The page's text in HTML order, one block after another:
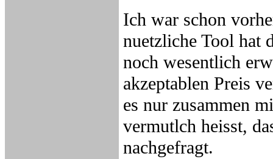
Ich war schon
nuetzliche Tool hat
noch wesentlich
akzeptablen Preis
es nur zusammen
vermutlch heisst,
nachgefragt.